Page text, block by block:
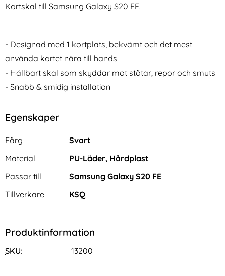
Hona Adapter Svart
NORTHJO Galaxy S25 Ultra
rea pris
111 krtidigare pris
111 kr
Galaxy S25 Ultra Skärmskydd Härdat Glas
Kortskal till Samsung Galaxy S20 FE.
- Designad med 1 kortplats, bekvämt och det mest
använda kortet nära till hands
- Hållbart skal som skyddar mot stötar, repor och smuts
- Snabb & smidig installation
Egenskaper
Egenskaper/attribut för denna produkt
Attribut
Färg
Svart
Material
PU-Läder, Hårdplast
Passar till
Samsung Galaxy S20 FE
Tillverkare
KSQ
Produktinformation
SKU: 13200